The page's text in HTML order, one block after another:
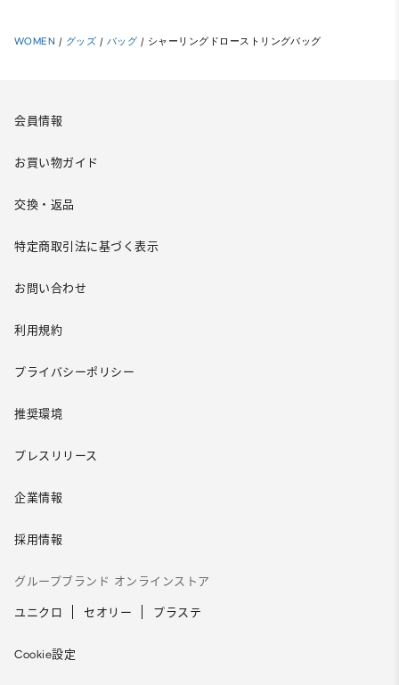
WOMEN / グッズ / バッグ / シャーリングドローストリングバッグ
会員情報
お買い物ガイド
交換・返品
特定商取引法に基づく表示
お問い合わせ
利用規約
プライバシーポリシー
推奨環境
プレスリリース
企業情報
採用情報
グループブランド オンラインストア
ユニクロ セオリー プラステ
Cookie設定